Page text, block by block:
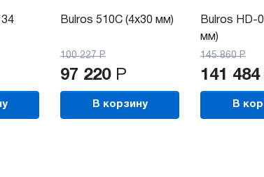
34
Bulros 510C (4x30 мм)
100 227 Р
97 220 Р
В корзину
Bulros HD-
мм)
145 860 Р
141 484
В